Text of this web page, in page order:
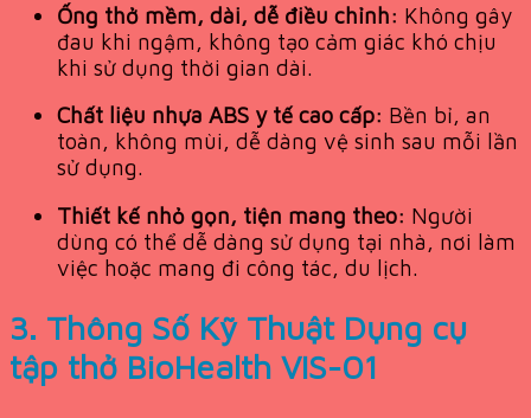
Ống thở mềm, dài, dễ điều chỉnh: Không gây
đau khi ngậm, không tạo cảm giác khó chịu
khi sử dụng thời gian dài.
Chất liệu nhựa ABS y tế cao cấp: Bền bỉ, an
toàn, không mùi, dễ dàng vệ sinh sau mỗi lần
sử dụng.
Thiết kế nhỏ gọn, tiện mang theo: Người
dùng có thể dễ dàng sử dụng tại nhà, nơi làm
việc hoặc mang đi công tác, du lịch.
3. Thông Số Kỹ Thuật Dụng cụ
tập thở BioHealth VIS-01